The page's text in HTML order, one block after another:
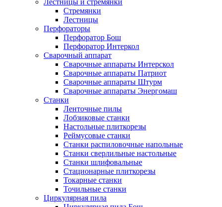
Лестницы и стремянки
Стремянки
Лестницы
Перфораторы
Перфоратор Бош
Перфоратор Интеркол
Сварочный аппарат
Сварочные аппараты Интерскол
Сварочные аппараты Патриот
Сварочные аппараты Штурм
Сварочные аппараты Энергомаш
Станки
Ленточные пилы
Лобзиковые станки
Настольные плиткорезы
Реймусовые станки
Станки распиловочные напольные
Станки сверлильные настольные
Станки шлифовальные
Стационарные плиткорезы
Токарные станки
Точильные станки
Циркулярная пила